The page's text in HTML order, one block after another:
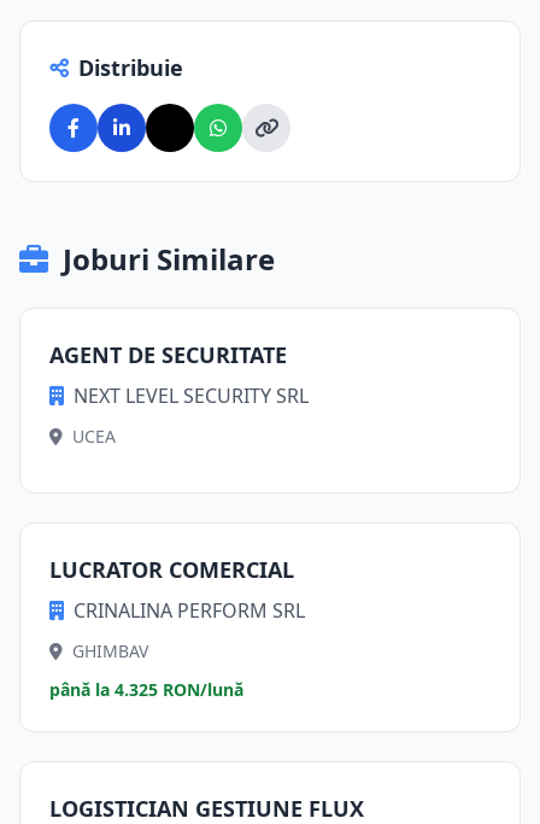
Distribuie
Joburi Similare
AGENT DE SECURITATE
NEXT LEVEL SECURITY SRL
UCEA
LUCRATOR COMERCIAL
CRINALINA PERFORM SRL
GHIMBAV
până la 4.325 RON/lună
LOGISTICIAN GESTIUNE FLUX